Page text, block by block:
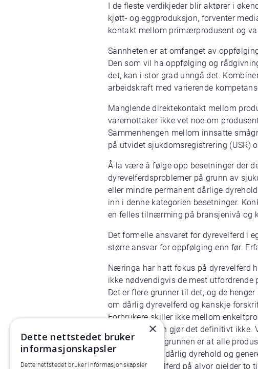
I de fleste verdikjeder blir aktører i
kjøtt- og eggproduksjon, forventer
kontakt mellom primærprodusent og
Sannheten er at omfanget av
Den som vil ha oppfølging og
det, kan i stor grad unngå det.
arbeidskraft med varierende
Manglende direktekontakt mellom
varemottaker ikke vet noe om
Sammenhengen mellom innsatte
på utvidet sjukdomsregistrering (USR)
Å la være å følge opp besetninger der
dyrevelferdsproblemer på grunn av
eller mindre permanent dårlige
inn i denne kategorien besetninger.
en felles tilnærming på bransjenivå og
Det formelle ansvaret for dyrevelferd i
større ansvar for oppfølging enn før.
Næringa har hatt fokus på dyrevelferd
ikke nødvendigvis de mest
Det er flere grunner til det, og de
om dårlig dyrevelferd og kanskje
Forbrukere skiller ikke mellom
kjøttproduksjon gjør det definitivt ikke.
det. Den tredje grunnen er at alle
om omfang av dårlig dyrehold og
som tar dyrevelferd på alvor gjelder to
×
Dette nettstedet bruker
informasjonskapsler
Dette nettstedet bruker informasjonskapsler